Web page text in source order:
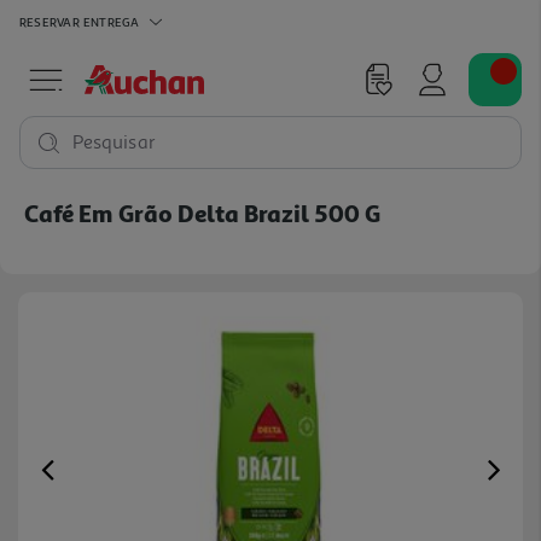
RESERVAR ENTREGA
Pesquisar
Café Em Grão Delta Brazil 500 G
Previous